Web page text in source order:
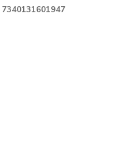
7340131601947